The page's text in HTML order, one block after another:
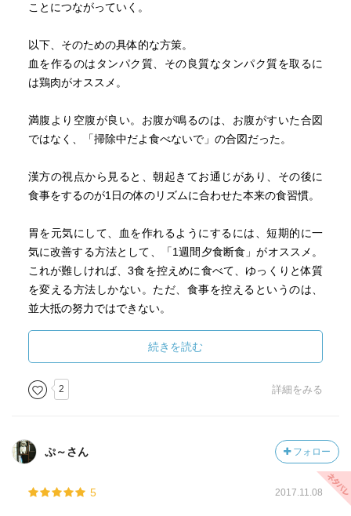
材は味噌。豆腐や豆乳のイソフラボンより吸収されやす
ンは体にすーっと吸収され、効果を発揮する。
髪は血流の余り。
コラーゲンが効かない人は血が足りない人。
毎日の生活を穏やかに送れるようになるだけでなく、過去
と向き合い、挫折や失敗、いやな出来事を乗り越える環境
心の力×体の力＝実現力
夢や目標があるのなら、その目標に向かう意志を支える必
要がある。そして、その支えになるものこそ、血流にほか
「普通」は誰が決めているのか？
ことにつながっていく。
以下、そのための具体的な方策。
血を作るのはタンパク質、その良質なタンパク質を取るに
は鶏肉がオススメ。
満腹より空腹が良い。お腹が鳴るのは、お腹がすいた合図
ではなく、「掃除中だよ食べないで」の合図だった。
漢方の視点から見ると、朝起きてお通じがあり、その後に
食事をするのが1日の体のリズムに合わせた本来の食習慣。
胃を元気にして、血を作れるようにするには、短期的に一
気に改善する方法として、「1週間夕食断食」がオススメ。
これが難しければ、3食を控えめに食べて、ゆっくりと体質
を変える方法しかない。ただ、食事を控えるというのは、
並大抵の努力ではできない。
下腹ぽっこりを治すためには、
①早食い、大食を止める。
②筋肉を鍛える。（インナーマッスルを鍛える。）
① 23時まで寝る。
②寝る前に完全呼吸をする。
なんと、夢を見るのは血が足りないから！
続きを読む
2 詳細をみる
ぷ～さん フォロー
5 2017.11.08